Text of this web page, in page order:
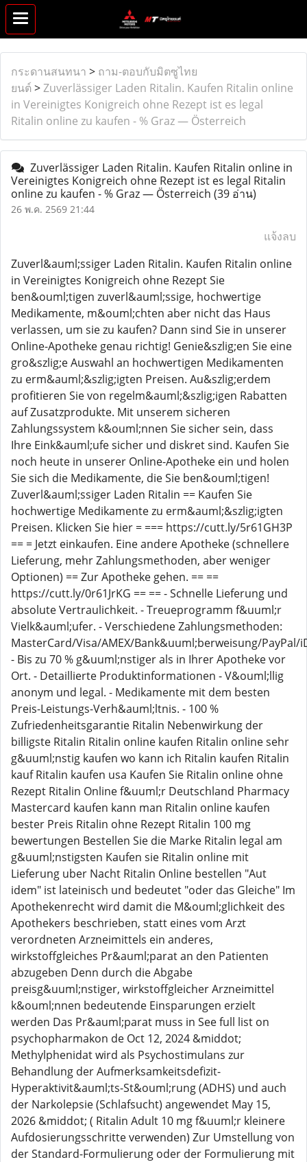
กระดานสนทนา > ถาม-ตอบกับมิตซูไทย
ยนต์ >Zuverlässiger Laden Ritalin. Kaufen Ritalin online
in Vereinigtes Konigreich ohne Rezept ist es legal
Ritalin online zu kaufen - % Graz — Österreich
Zuverlässiger Laden Ritalin. Kaufen Ritalin online in
Vereinigtes Konigreich ohne Rezept ist es legal Ritalin
online zu kaufen - % Graz — Österreich (39 อ่าน)
26 พ.ค. 2569 21:44
แจ้งลบ
Zuverl&auml;ssiger Laden Ritalin. Kaufen Ritalin online
in Vereinigtes Konigreich ohne Rezept Sie
ben&ouml;tigen zuverl&auml;ssige, hochwertige
Medikamente, m&ouml;chten aber nicht das Haus
verlassen, um sie zu kaufen? Dann sind Sie in unserer
Online-Apotheke genau richtig! Genie&szlig;en Sie eine
gro&szlig;e Auswahl an hochwertigen Medikamenten
zu erm&auml;&szlig;igten Preisen. Au&szlig;erdem
profitieren Sie von regelm&auml;&szlig;igen Rabatten
auf Zusatzprodukte. Mit unserem sicheren
Zahlungssystem k&ouml;nnen Sie sicher sein, dass
Ihre Eink&auml;ufe sicher und diskret sind. Kaufen Sie
noch heute in unserer Online-Apotheke ein und holen
Sie sich die Medikamente, die Sie ben&ouml;tigen!
Zuverl&auml;ssiger Laden Ritalin == Kaufen Sie
hochwertige Medikamente zu erm&auml;&szlig;igten
Preisen. Klicken Sie hier = === https://cutt.ly/5r61GH3P
== = Jetzt einkaufen. Eine andere Apotheke (schnellere
Lieferung, mehr Zahlungsmethoden, aber weniger
Optionen) == Zur Apotheke gehen. == ==
https://cutt.ly/0r61JrKG == == - Schnelle Lieferung und
absolute Vertraulichkeit. - Treueprogramm f&uuml;r
Vielk&auml;ufer. - Verschiedene Zahlungsmethoden:
MasterCard/Visa/AMEX/Bank&uuml;berweisung/PayPal/
- Bis zu 70 % g&uuml;nstiger als in Ihrer Apotheke vor
Ort. - Detaillierte Produktinformationen - V&ouml;llig
anonym und legal. - Medikamente mit dem besten
Preis-Leistungs-Verh&auml;ltnis. - 100 %
Zufriedenheitsgarantie Ritalin Nebenwirkung der
billigste Ritalin Ritalin online kaufen Ritalin online sehr
g&uuml;nstig kaufen wo kann ich Ritalin kaufen Ritalin
kauf Ritalin kaufen usa Kaufen Sie Ritalin online ohne
Rezept Ritalin Online f&uuml;r Deutschland Pharmacy
Mastercard kaufen kann man Ritalin online kaufen
bester Preis Ritalin ohne Rezept Ritalin 100 mg
bewertungen Bestellen Sie die Marke Ritalin legal am
g&uuml;nstigsten Kaufen sie Ritalin online mit
Lieferung uber Nacht Ritalin Online bestellen "Aut
idem" ist lateinisch und bedeutet "oder das Gleiche" Im
Apothekenrecht wird damit die M&ouml;glichkeit des
Apothekers beschrieben, statt eines vom Arzt
verordneten Arzneimittels ein anderes,
wirkstoffgleiches Pr&auml;parat an den Patienten
abzugeben Denn durch die Abgabe
preisg&uuml;nstiger, wirkstoffgleicher Arzneimittel
k&ouml;nnen bedeutende Einsparungen erzielt
werden Das Pr&auml;parat muss in See full list on
psychopharmakon de Oct 12, 2024 &middot;
Methylphenidat wird als Psychostimulans zur
Behandlung der Aufmerksamkeitsdefizit-
Hyperaktivit&auml;ts-St&ouml;rung (ADHS) und auch
der Narkolepsie (Schlafsucht) angewendet May 15,
2026 &middot; ( Ritalin Adult 10 mg f&uuml;r kleinere
Aufdosierungsschritte verwenden) Zur Umstellung von
der Standard-Formulierung oder der Formulierung mit